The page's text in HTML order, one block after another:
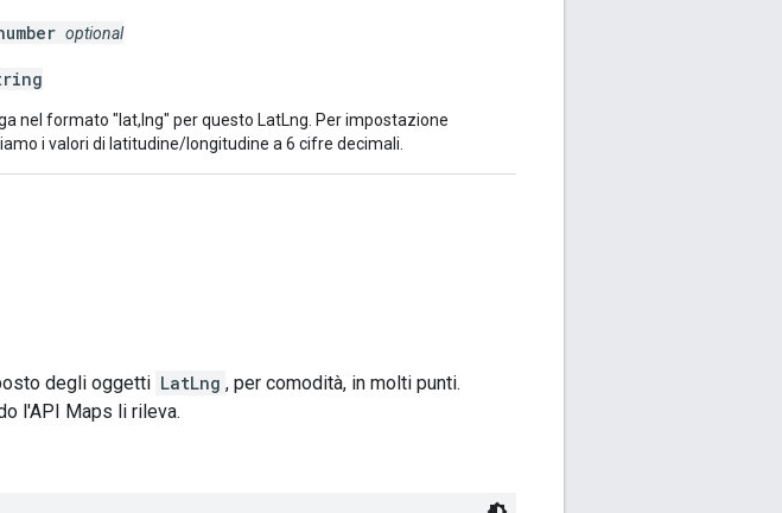
optional
nel formato "lat,lng" per questo LatLng. Per impostazione
i valori di latitudine/longitudine a 6 cifre decimali.
degli oggetti LatLng , per comodità, in molti punti.
l'API Maps li rileva.